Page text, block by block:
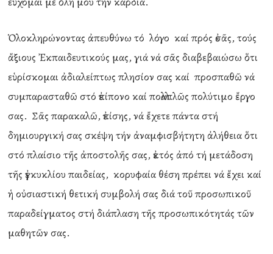
Ὁλοκληρώνοντας ἀπευθύνω τό λόγο καί πρός ἐσᾶς, τούς
ἄξιους Ἐκπαιδευτικούς μας, γιά νά σᾶς διαβεβαιώσω ὅτι
εὑρίσκομαι ἀδιαλείπτως πλησίον σας καί προσπαθῶ νά
συμπαρασταθῶ στό ἐπίπονο καί πολλαπλῶς πολύτιμο ἔργο
σας. Σᾶς παρακαλῶ, ἐπίσης, νά ἔχετε πάντα στή
δημιουργική σας σκέψη τήν ἀναμφισβήτητη ἀλήθεια ὅτι
στό πλαίσιο τῆς ἀποστολῆς σας, ἐκτός ἀπό τή μετάδοση
τῆς ἐγκυκλίου παιδείας, κορυφαία θέση πρέπει νά ἔχει καί
ἡ οὐσιαστική θετική συμβολή σας διά τοῦ προσωπικοῦ
παραδείγματος στή διάπλαση τῆς προσωπικότητάς τῶν
μαθητῶν σας.